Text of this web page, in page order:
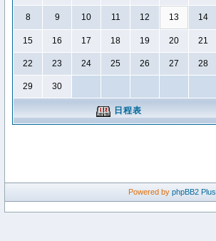
8 9 10 11 12 13 14
15 16 17 18 19 20 21
22 23 24 25 26 27 28
29 30
日程表
Powered by phpBB2 Plus